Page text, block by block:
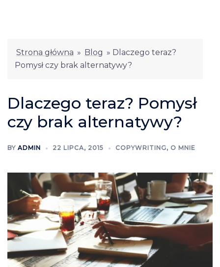
Strona główna » Blog » Dlaczego teraz?
Pomysł czy brak alternatywy?
Dlaczego teraz? Pomysł
czy brak alternatywy?
BY ADMIN 22 LIPCA, 2015 COPYWRITING, O MNIE